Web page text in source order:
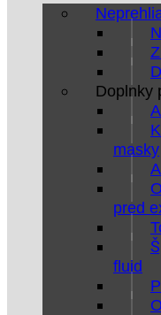
Doplnky
masky
pred
fluid